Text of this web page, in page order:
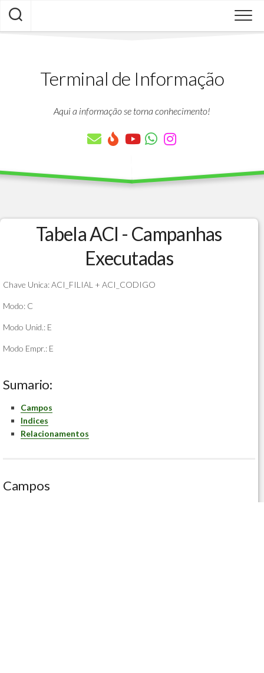
Skip
content
Terminal de Informação
Aqui a informação se torna conhecimento!
Tabela ACI - Campanhas
Executadas
Chave Unica: ACI_FILIAL + ACI_CODIGO
Modo: C
Modo Unid.: E
Modo Empr.: E
Sumario:
Campos
Indices
Relacionamentos
Campos